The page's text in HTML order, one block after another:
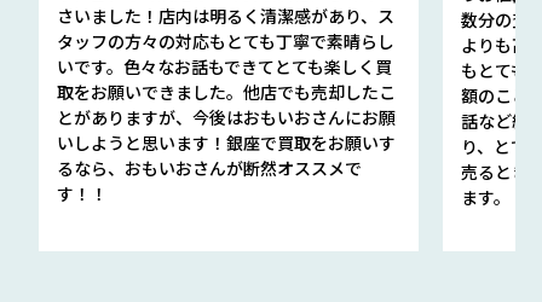
さいました！店内は明るく清潔感があり、ス
タッフの方々の対応もとても丁寧で素晴らし
いです。色々なお話もできてとても楽しく買
取をお願いできました。他店でも売却したこ
とがありますが、今後はおもいおさんにお願
いしようと思います！銀座で買取をお願いす
るなら、おもいおさんが断然オススメで
す！！
数分の査
よりも高
もとても
額のこと
話など細
り、とて
売るとき
ます。